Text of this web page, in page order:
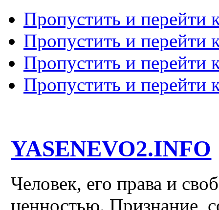
Пропустить и перейти
Пропустить и перейти
Пропустить и перейти
Пропустить и перейти
YASENEVO2.INFO
Человек, его права и
ценностью. Признание,